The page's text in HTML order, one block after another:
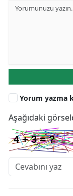
Yorum yazma
Aşağıdaki